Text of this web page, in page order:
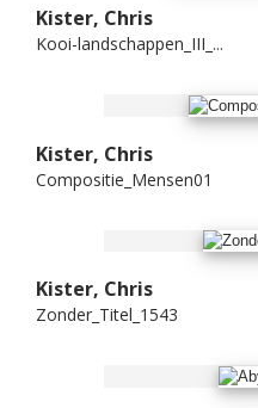
Kister, Chris
Kooi-landschappen_III_...
Kister, Chris
Compositie_Mensen01
Kister, Chris
Zonder_Titel_1543